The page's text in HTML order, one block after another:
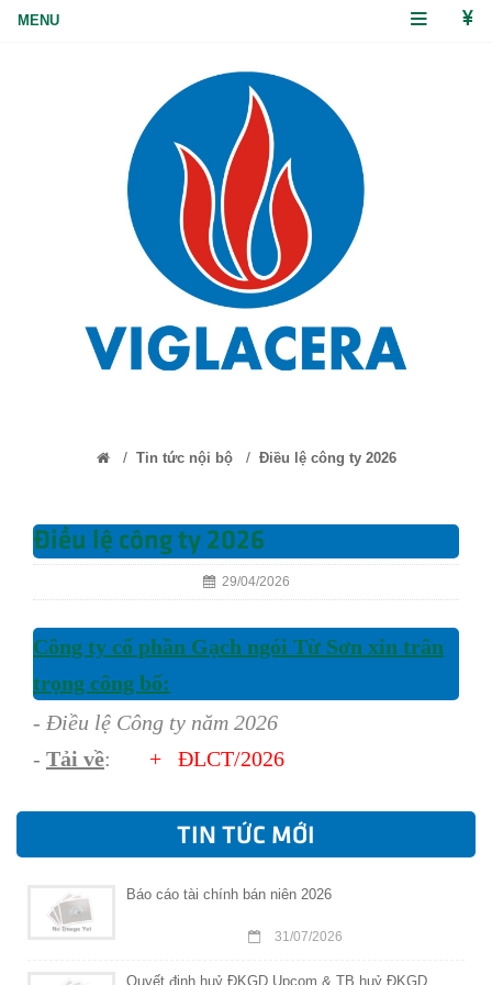
/ Tin tức nội bộ/ Điều lệ công ty 2026
Điều lệ công ty 2026
29/04/2026
Công ty cổ phần Gạch ngói Từ Sơn xin trân
trọng công bố:
- Điều lệ Công ty năm 2026
- Tải về: + ĐLCT/2026
TIN TỨC MỚI
Báo cáo tài chính bán niên 2026
31/07/2026
Quyết định huỷ ĐKGD Upcom & TB huỷ ĐKGD